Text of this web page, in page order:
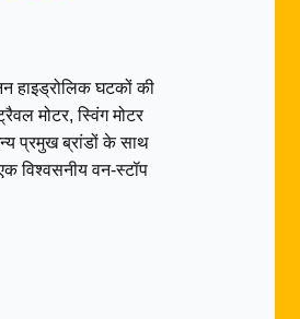
हाइड्रोलिक घटकों की
मोटर, स्विंग मोटर
प्रमुख ब्रांडों के साथ
विश्वसनीय वन-स्टॉप